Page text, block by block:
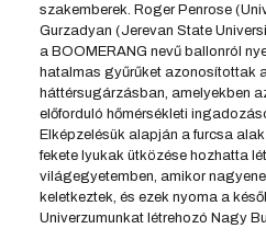
szakemberek. Roger Penrose
Gurzadyan (Jerevan State
a BOOMERANG nevű ballonról
hatalmas gyűrűket azonosítottak
háttérsugárzásban, amelyekben
előforduló hőmérsékleti
Elképzelésük alapján a furcsa
fekete lyukak ütközése hozhatta
világegyetemben, amikor
keletkeztek, és ezek nyoma a
Univerzumunkat létrehozó Nagy